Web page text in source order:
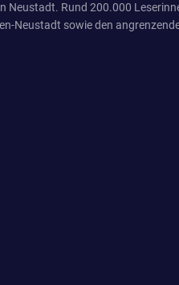
Rund 200.000
Neustadt sowie den